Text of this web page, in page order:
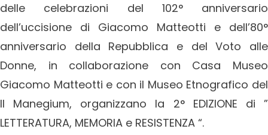
delle celebrazioni del 102° anniversario
dell’uccisione di Giacomo Matteotti e dell’80°
anniversario della Repubblica e del Voto alle
Donne, in collaborazione con Casa Museo
Giacomo Matteotti e con il Museo Etnografico del
Il Manegium, organizzano la 2° EDIZIONE di ”
LETTERATURA, MEMORIA e RESISTENZA “.